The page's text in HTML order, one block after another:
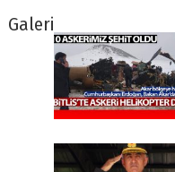
Galeri